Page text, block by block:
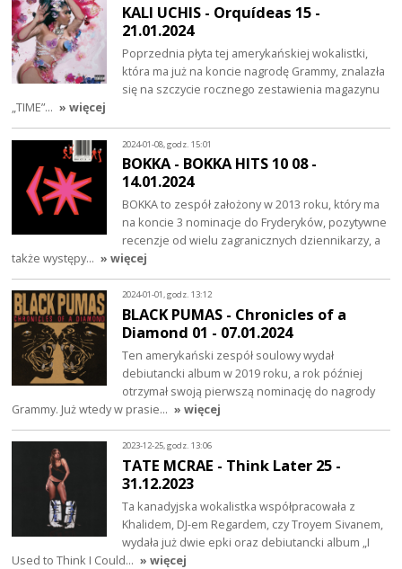
KALI UCHIS - Orquídeas 15 -
21.01.2024
Poprzednia płyta tej amerykańskiej wokalistki,
która ma już na koncie nagrodę Grammy, znalazła
się na szczycie rocznego zestawienia magazynu
„TIME”… » więcej
2024-01-08, godz. 15:01
BOKKA - BOKKA HITS 10 08 -
14.01.2024
BOKKA to zespół założony w 2013 roku, który ma
na koncie 3 nominacje do Fryderyków, pozytywne
recenzje od wielu zagranicznych dziennikarzy, a
także występy… » więcej
2024-01-01, godz. 13:12
BLACK PUMAS - Chronicles of a
Diamond 01 - 07.01.2024
Ten amerykański zespół soulowy wydał
debiutancki album w 2019 roku, a rok później
otrzymał swoją pierwszą nominację do nagrody
Grammy. Już wtedy w prasie… » więcej
2023-12-25, godz. 13:06
TATE MCRAE - Think Later 25 -
31.12.2023
Ta kanadyjska wokalistka współpracowała z
Khalidem, DJ-em Regardem, czy Troyem Sivanem,
wydała już dwie epki oraz debiutancki album „I
Used to Think I Could… » więcej